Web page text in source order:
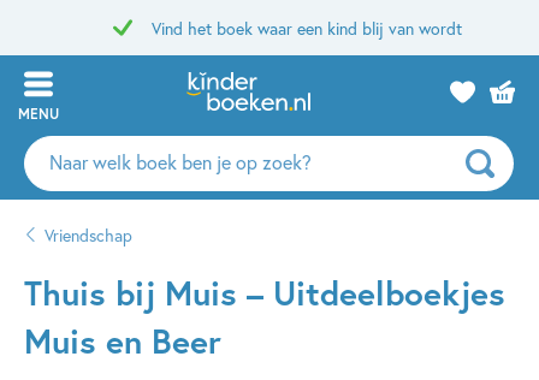
Vind het boek waar een kind blij van wordt
MENU
Zoeken
naar
auteurs
uitgevers
Vriendschap
Thuis bij Muis – Uitdeelboekjes
Muis en Beer